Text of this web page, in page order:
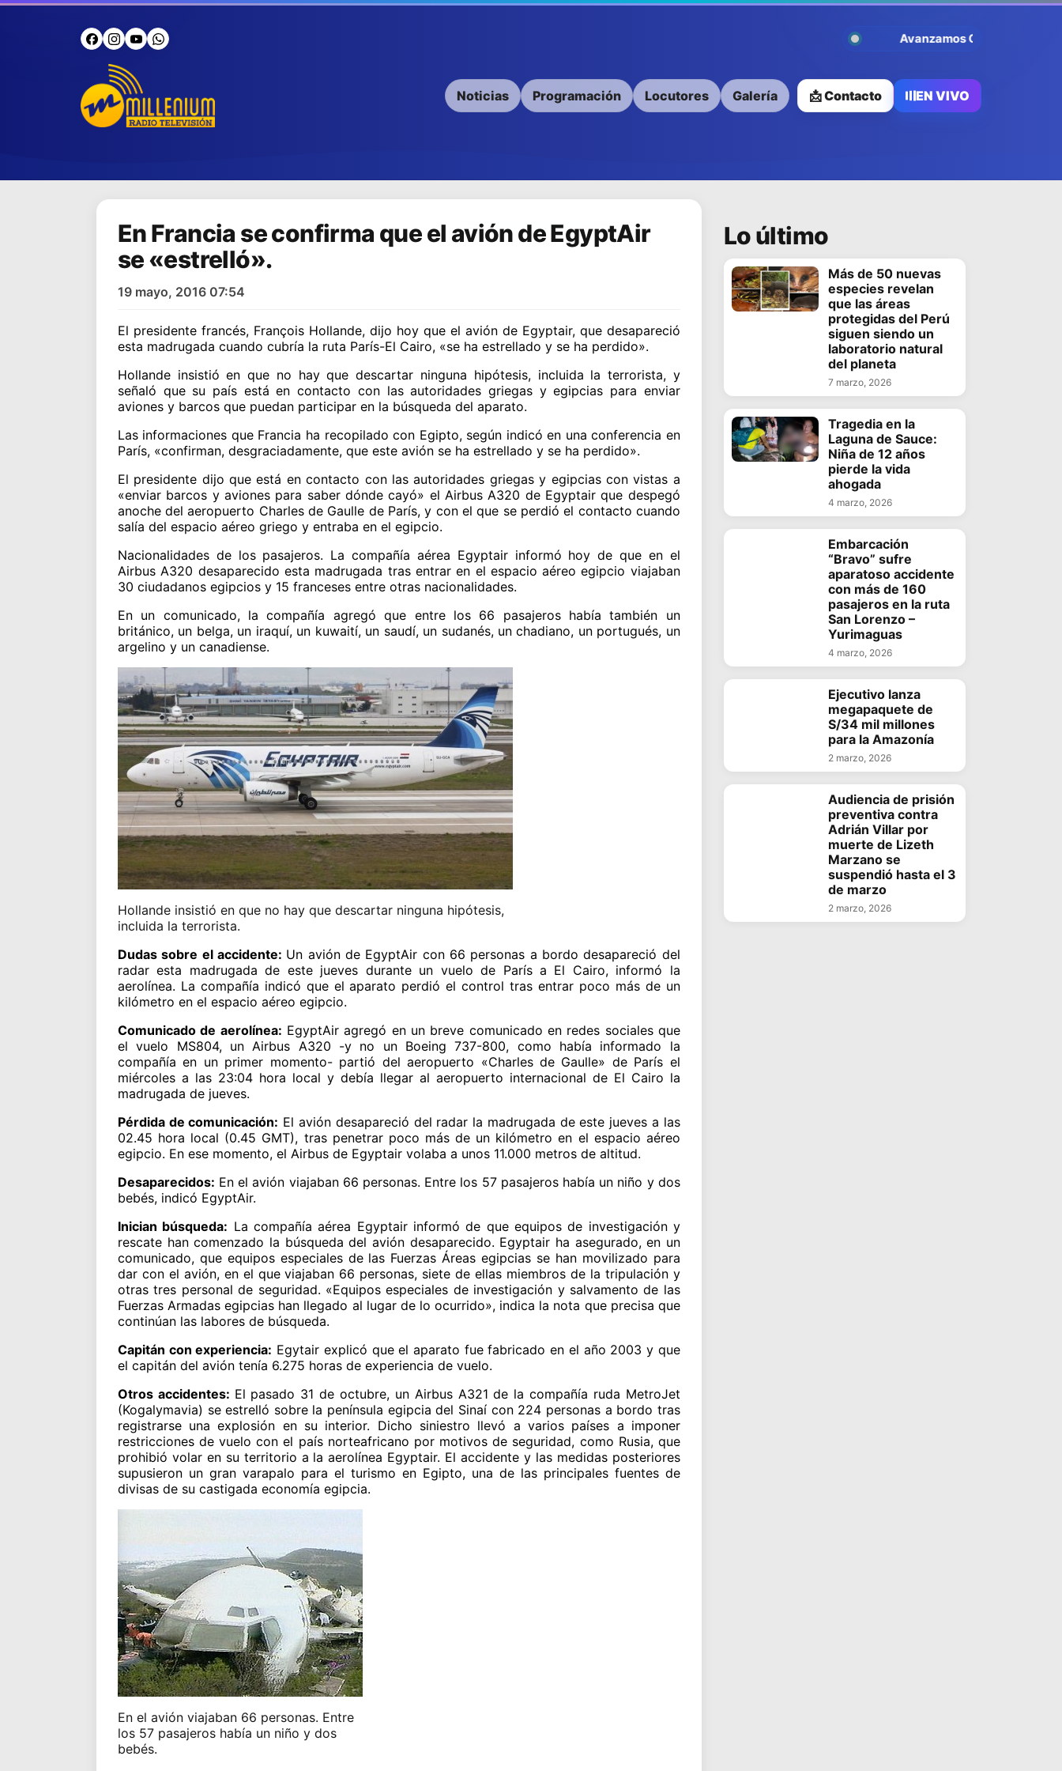
Avanzamos Contigo
Noticias Programación Locutores Galería 📩 Contacto EN VIVO
En Francia se confirma que el avión de EgyptAir
se «estrelló».
19 mayo, 2016 07:54
El presidente francés, François Hollande, dijo hoy que el avión de Egyptair, que desapareció
esta madrugada cuando cubría la ruta París-El Cairo, «se ha estrellado y se ha perdido».
Hollande insistió en que no hay que descartar ninguna hipótesis, incluida la terrorista, y
señaló que su país está en contacto con las autoridades griegas y egipcias para enviar
aviones y barcos que puedan participar en la búsqueda del aparato.
Las informaciones que Francia ha recopilado con Egipto, según indicó en una conferencia en
París, «confirman, desgraciadamente, que este avión se ha estrellado y se ha perdido».
El presidente dijo que está en contacto con las autoridades griegas y egipcias con vistas a
«enviar barcos y aviones para saber dónde cayó» el Airbus A320 de Egyptair que despegó
anoche del aeropuerto Charles de Gaulle de París, y con el que se perdió el contacto cuando
salía del espacio aéreo griego y entraba en el egipcio.
Nacionalidades de los pasajeros. La compañía aérea Egyptair informó hoy de que en el
Airbus A320 desaparecido esta madrugada tras entrar en el espacio aéreo egipcio viajaban
30 ciudadanos egipcios y 15 franceses entre otras nacionalidades.
En un comunicado, la compañía agregó que entre los 66 pasajeros había también un
británico, un belga, un iraquí, un kuwaití, un saudí, un sudanés, un chadiano, un portugués, un
argelino y un canadiense.
Hollande insistió en que no hay que descartar ninguna hipótesis,
incluida la terrorista.
Dudas sobre el accidente: Un avión de EgyptAir con 66 personas a bordo desapareció del
radar esta madrugada de este jueves durante un vuelo de París a El Cairo, informó la
aerolínea. La compañía indicó que el aparato perdió el control tras entrar poco más de un
kilómetro en el espacio aéreo egipcio.
Comunicado de aerolínea: EgyptAir agregó en un breve comunicado en redes sociales que
el vuelo MS804, un Airbus A320 -y no un Boeing 737-800, como había informado la
compañía en un primer momento- partió del aeropuerto «Charles de Gaulle» de París el
miércoles a las 23:04 hora local y debía llegar al aeropuerto internacional de El Cairo la
madrugada de jueves.
Pérdida de comunicación: El avión desapareció del radar la madrugada de este jueves a las
02.45 hora local (0.45 GMT), tras penetrar poco más de un kilómetro en el espacio aéreo
egipcio. En ese momento, el Airbus de Egyptair volaba a unos 11.000 metros de altitud.
Desaparecidos: En el avión viajaban 66 personas. Entre los 57 pasajeros había un niño y dos
bebés, indicó EgyptAir.
Inician búsqueda: La compañía aérea Egyptair informó de que equipos de investigación y
rescate han comenzado la búsqueda del avión desaparecido. Egyptair ha asegurado, en un
comunicado, que equipos especiales de las Fuerzas Áreas egipcias se han movilizado para
dar con el avión, en el que viajaban 66 personas, siete de ellas miembros de la tripulación y
otras tres personal de seguridad. «Equipos especiales de investigación y salvamento de las
Fuerzas Armadas egipcias han llegado al lugar de lo ocurrido», indica la nota que precisa que
continúan las labores de búsqueda.
Capitán con experiencia: Egytair explicó que el aparato fue fabricado en el año 2003 y que
el capitán del avión tenía 6.275 horas de experiencia de vuelo.
Otros accidentes: El pasado 31 de octubre, un Airbus A321 de la compañía ruda MetroJet
(Kogalymavia) se estrelló sobre la península egipcia del Sinaí con 224 personas a bordo tras
registrarse una explosión en su interior. Dicho siniestro llevó a varios países a imponer
restricciones de vuelo con el país norteafricano por motivos de seguridad, como Rusia, que
prohibió volar en su territorio a la aerolínea Egyptair. El accidente y las medidas posteriores
supusieron un gran varapalo para el turismo en Egipto, una de las principales fuentes de
divisas de su castigada economía egipcia.
En el avión viajaban 66 personas. Entre
los 57 pasajeros había un niño y dos
bebés.
Lo último
Más de 50 nuevas
especies revelan
que las áreas
protegidas del Perú
siguen siendo un
laboratorio natural
del planeta
7 marzo, 2026
Tragedia en la
Laguna de Sauce:
Niña de 12 años
pierde la vida
ahogada
4 marzo, 2026
Embarcación
“Bravo” sufre
aparatoso accidente
con más de 160
pasajeros en la ruta
San Lorenzo –
Yurimaguas
4 marzo, 2026
Ejecutivo lanza
megapaquete de
S/34 mil millones
para la Amazonía
2 marzo, 2026
Audiencia de prisión
preventiva contra
Adrián Villar por
muerte de Lizeth
Marzano se
suspendió hasta el 3
de marzo
2 marzo, 2026